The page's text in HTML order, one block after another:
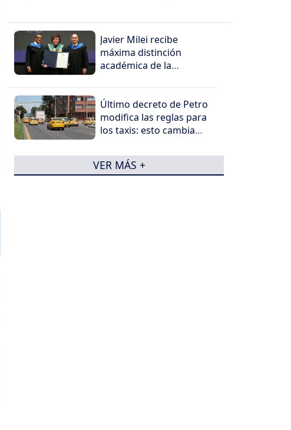
Javier Milei recibe
máxima distinción
académica de la
Cali
Último decreto de Petro
modifica las reglas para
los taxis: esto cambia
propietarios
VER MÁS +